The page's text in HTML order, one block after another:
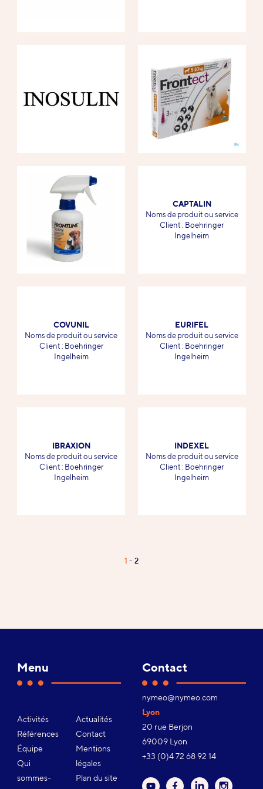
CAPTALIN
-Noms de produit ou service
-
Client : Boehringer
Ingelheim
COVUNIL
-
Noms de produit ou service
-
Client : Boehringer
Ingelheim
EURIFEL
-Noms de produit ou service
-
Client : Boehringer
Ingelheim
IBRAXION
-
Noms de produit ou service
-
Client : Boehringer
Ingelheim
INDEXEL
-Noms de produit ou service
-
Client : Boehringer
Ingelheim
1 2
Menu
Activités
Références
Équipe
Qui
sommes-
Actualités
Contact
Mentions
légales
Plan du site
Contact
Adresse
e-
mail :
nymeo@nymeo.com
Lyon
20 rue Berjon
69009 Lyon
Téléphone :
+33 (0)4 72 68 92 14